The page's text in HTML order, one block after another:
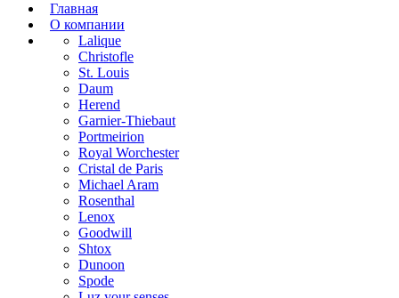
Главная
О компании
Lalique
Christofle
St. Louis
Daum
Herend
Garnier-Thiebaut
Portmeirion
Royal Worchester
Cristal de Paris
Michael Aram
Rosenthal
Lenox
Goodwill
Shtox
Dunoon
Spode